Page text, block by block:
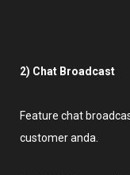
2) Chat Broadcast
Feature chat
customer anda.